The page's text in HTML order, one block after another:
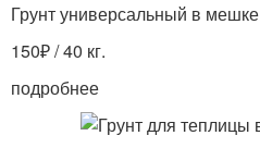
Грунт универсальный в мешке
150₽ / 40 кг.
подробнее